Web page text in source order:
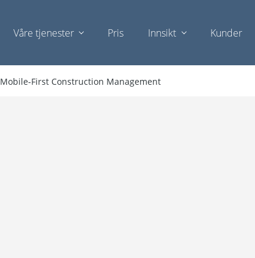
Våre tjenester Pris Innsikt Kunder
Mobile-First Construction Management